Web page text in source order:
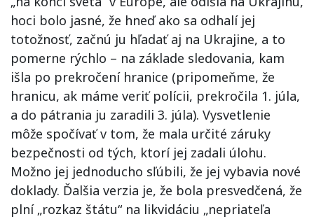
hoci bolo jasné, že hneď ako sa odhalí jej
totožnosť, začnú ju hľadať aj na Ukrajine, a to
pomerne rýchlo – na základe sledovania, kam
išla po prekročení hranice (pripomeňme, že
hranicu, ak máme veriť polícii, prekročila 1. júla,
a do pátrania ju zaradili 3. júla). Vysvetlenie
môže spočívať v tom, že mala určité záruky
bezpečnosti od tých, ktorí jej zadali úlohu.
Možno jej jednoducho sľúbili, že jej vybavia nové
doklady. Ďalšia verzia je, že bola presvedčená, že
plní „rozkaz štátu“ na likvidáciu „nepriateľa